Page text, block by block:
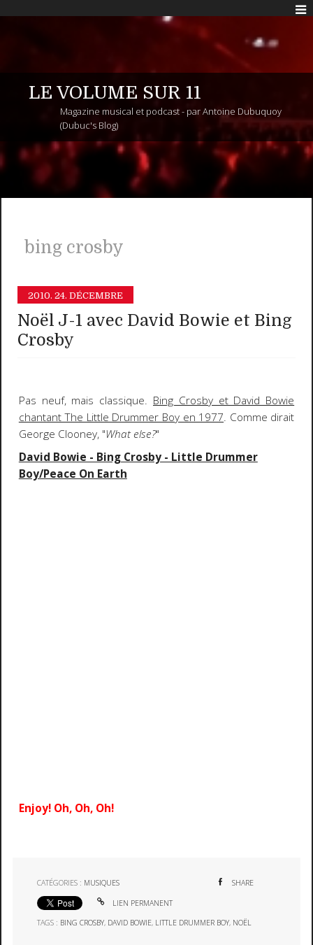
LE VOLUME SUR 11
Magazine musical et podcast - par Antoine Dubuquoy
(Dubuc's Blog)
bing crosby
2010. 24. DÉCEMBRE
Noël J-1 avec David Bowie et Bing
Crosby
Pas neuf, mais classique. Bing Crosby et David Bowie
chantant The Little Drummer Boy en 1977. Comme dirait
George Clooney, "What else?"
David Bowie - Bing Crosby - Little Drummer
Boy/Peace On Earth
Enjoy! Oh, Oh, Oh!
CATÉGORIES : MUSIQUES SHARE
LIEN PERMANENT
TAGS : BING CROSBY, DAVID BOWIE, LITTLE DRUMMER BOY, NOËL